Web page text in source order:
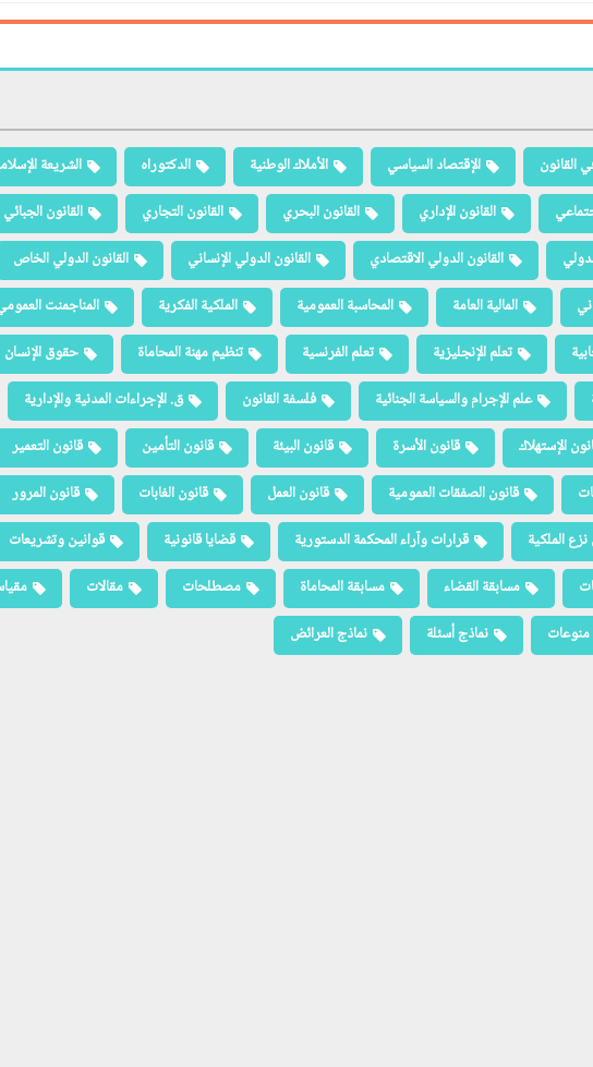
القانون الإقتصاد السياسي الأملاك الوطنية الدكتوراه الشريعة
القانون الإداري القانون البحري القانون التجاري القانون الجبائي
القانون الدولي الاقتصادي القانون الدولي الإنساني القانون الدولي الخاص
المالية العامة المحاسبة العمومية الملكية الفكرية المناجمنت
تعلم الإنجليزية تعلم الفرنسية تنظيم مهنة المحاماة حقوق الإنسان
علم الإجرام والسياسة الجنائية فلسفة القانون ق. الإجراءات المدنية والإدارية
الإستهلاك قانون الأسرة قانون البيئة قانون التأمين قانون التعمير
قانون الصفقات العمومية قانون العمل قانون الغابات قانون المرور
الملكية قرارات وآراء المحكمة الدستورية قضايا قانونية قوانين وتشريعات
مسابقة القضاء مسابقة المحاماة مصطلحات مقالات
منوعات نماذج أسئلة نماذج العرائض